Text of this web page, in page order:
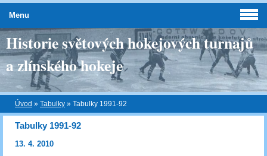
Historie světových hokejových turnajů
a zlínského hokeje
Úvod » Tabulky » Tabulky 1991-92
Tabulky 1991-92
13. 4. 2010
Menu